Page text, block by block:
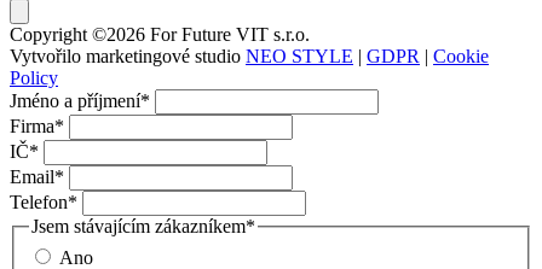
Copyright ©2026 For Future VIT s.r.o.
Vytvořilo marketingové studio NEO STYLE | GDPR | Cookie
Policy
Jméno a příjmení*
Firma*
IČ*
Email*
Telefon*
Jsem stávajícím zákazníkem*
Ano